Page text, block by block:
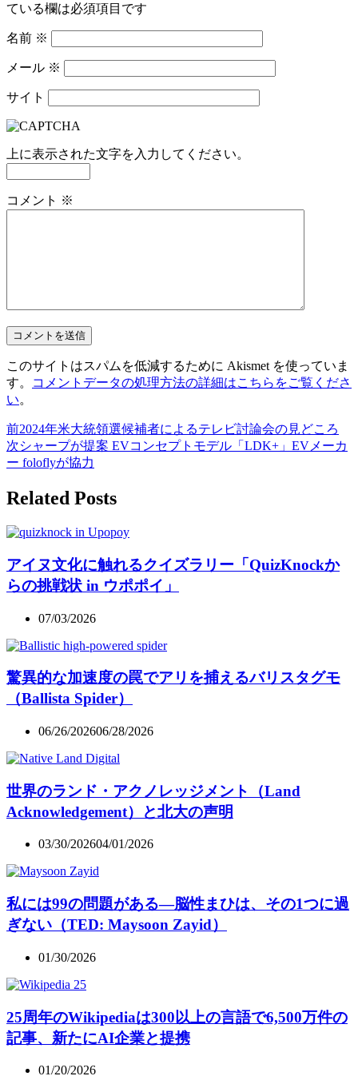
ている欄は必須項目です
名前 ※
メール ※
サイト
上に表示された文字を入力してください。
コメント ※
このサイトはスパムを低減するために Akismet を使っていま
す。
コメントデータの処理方法の詳細はこちらをご覧くださ
い。
前2024年米大統領選候補者によるテレビ討論会の見どころ
次シャープが提案 EVコンセプトモデル「LDK+」EVメーカ
ー foloflyが協力
Related Posts
アイヌ文化に触れるクイズラリー「QuizKnockか
らの挑戦状 in ウポポイ」
07/03/2026
驚異的な加速度の罠でアリを捕えるバリスタグモ
（Ballista Spider）
06/26/202606/28/2026
世界のランド・アクノレッジメント（Land
Acknowledgement）と北大の声明
03/30/202604/01/2026
私には99の問題がある―脳性まひは、その1つに過
ぎない（TED: Maysoon Zayid）
01/30/2026
25周年のWikipediaは300以上の言語で6,500万件の
記事、新たにAI企業と提携
01/20/2026